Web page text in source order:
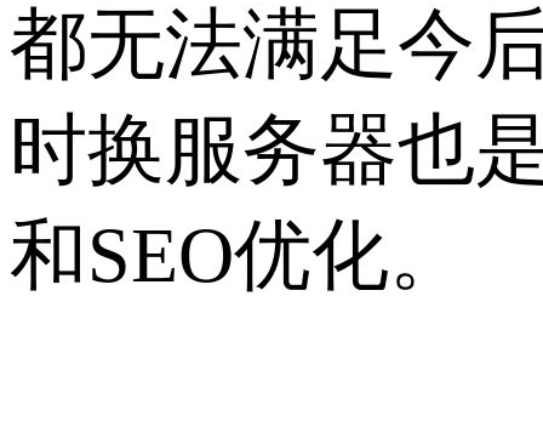
都无法满足今
时换服务器也
和SEO优化。